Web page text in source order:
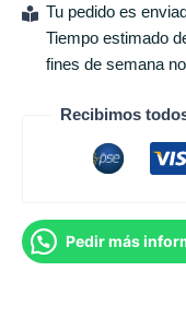
Tu pedido es
Tiempo estimado
fines de semana
Recibimos
Pedir más